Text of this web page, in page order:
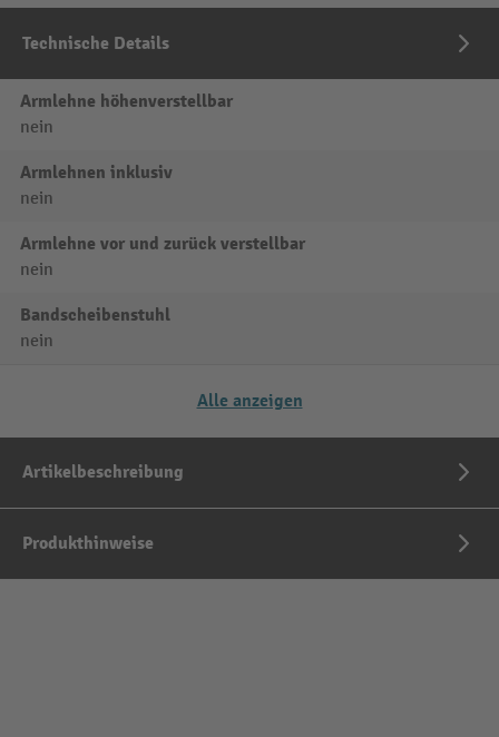
Technische Details
Armlehne höhenverstellbar
nein
Armlehnen inklusiv
nein
Armlehne vor und zurück verstellbar
nein
Bandscheibenstuhl
nein
Alle anzeigen
Artikelbeschreibung
Produkthinweise